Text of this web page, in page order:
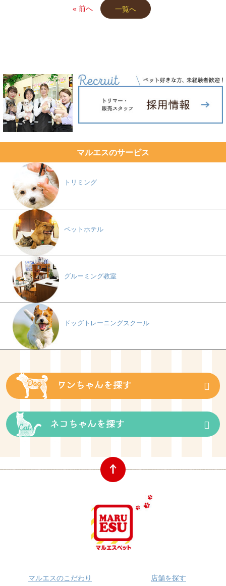
« 前へ 一覧へ
マルエスのサービス
トリミング
ペットホテル
グルーミング教室
ドッグトレーニングスクール
マルエスのこだわり 店舗を探す